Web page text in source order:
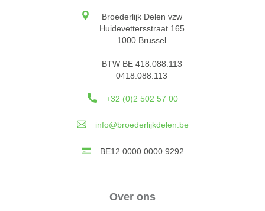
Broederlijk Delen vzw
Huidevettersstraat 165
1000 Brussel
BTW BE 418.088.113
0418.088.113
+32 (0)2 502 57 00
info@broederlijkdelen.be
BE12 0000 0000 9292
Over ons